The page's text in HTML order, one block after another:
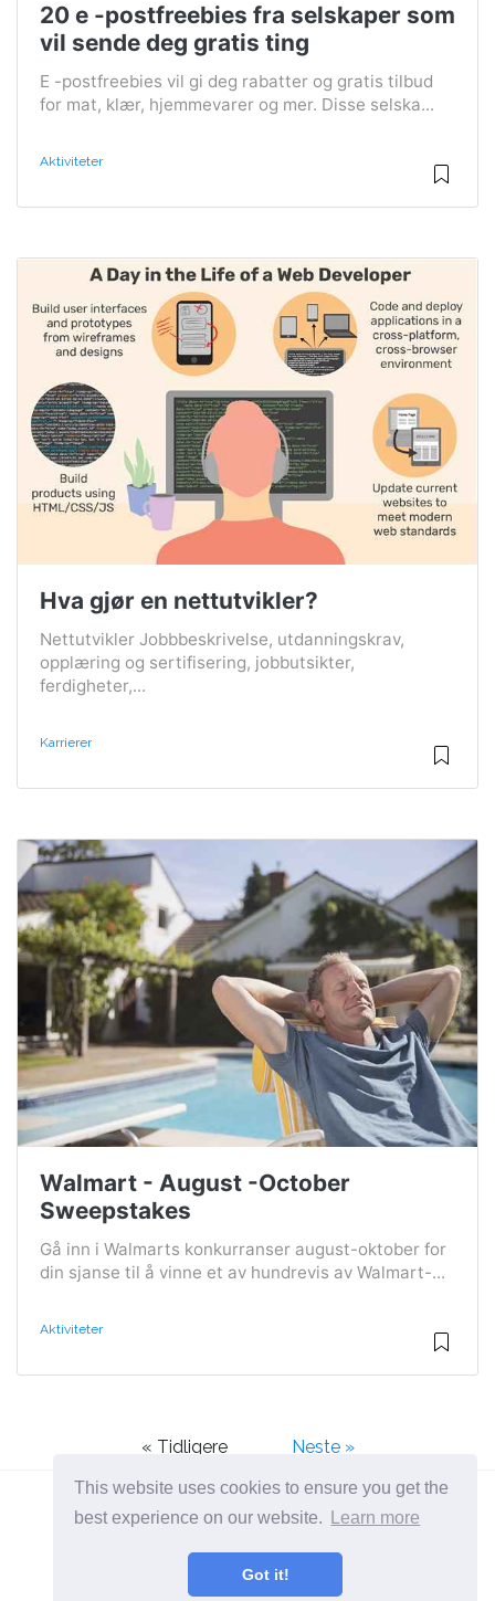
This website uses cookies to ensure you get the
best experience on our website.
Learn more
Got it!
20 e -postfreebies fra selskaper som
vil sende deg gratis ting
E -postfreebies vil gi deg rabatter og gratis tilbud
for mat, klær, hjemmevarer og mer. Disse selska...
Aktiviteter
Hva gjør en nettutvikler?
Nettutvikler Jobbbeskrivelse, utdanningskrav,
opplæring og sertifisering, jobbutsikter,
ferdigheter,...
Karrierer
Walmart - August -October
Sweepstakes
Gå inn i Walmarts konkurranser august-oktober for
din sjanse til å vinne et av hundrevis av Walmart-...
Aktiviteter
« Tidligere Neste »
2026 ©BuruNews
Alle Kategorier